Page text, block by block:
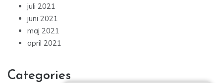
juli 2021
juni 2021
maj 2021
april 2021
Categories